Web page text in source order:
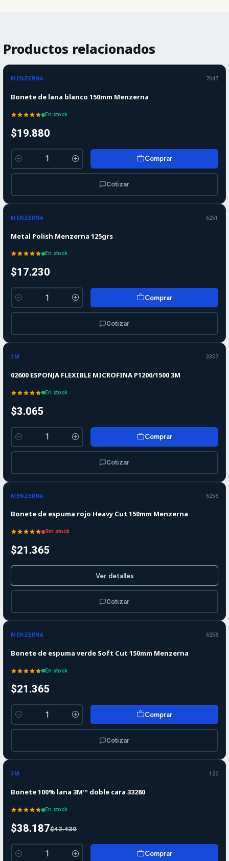
Productos relacionados
MENZERNA 7047
Bonete de lana blanco 150mm Menzerna
En stock
$19.880
Cantidad
Comprar
Cotizar
MENZERNA 6251
Metal Polish Menzerna 125grs
En stock
$17.230
Cantidad
Comprar
Cotizar
3M 3357
02600 ESPONJA FLEXIBLE MICROFINA P1200/1500 3M
En stock
$3.065
Cantidad
Comprar
Cotizar
Agotado
MENZERNA 6256
Bonete de espuma rojo Heavy Cut 150mm Menzerna
Sin stock
$21.365
Ver detalles
Cotizar
MENZERNA 6258
Bonete de espuma verde Soft Cut 150mm Menzerna
En stock
$21.365
Cantidad
Comprar
Cotizar
-10%
3M 122
Bonete 100% lana 3M™ doble cara 33280
En stock
$38.187$42.430
Comprar